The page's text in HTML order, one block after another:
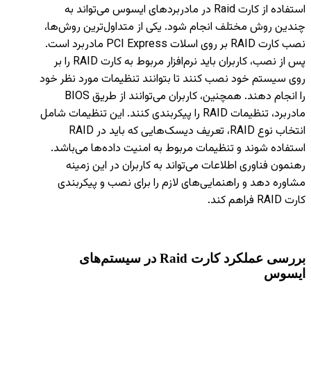
استفاده از کارت Raid در مادربردهای ایسوس می‌تواند به
چندین روش مختلف انجام شود. یکی از متداول‌ترین روش‌ها،
نصب کارت RAID بر روی اسلات PCI Express مادربرد است.
پس از نصب، کاربران باید نرم‌افزار مربوط به کارت RAID را بر
روی سیستم خود نصب کنند تا بتوانند تنظیمات مورد نظر خود
را انجام دهند. همچنین، کاربران می‌توانند از طریق BIOS
مادربرد، تنظیمات RAID را پیکربندی کنند. این تنظیمات شامل
انتخاب نوع RAID، تعریف دیسک‌هایی که باید در RAID
استفاده شوند و تنظیمات مربوط به امنیت داده‌ها می‌باشد.
رهنمون فناوری اطلاعات می‌تواند به کاربران در این زمینه
مشاوره دهد و راهنمایی‌های لازم را برای نصب و پیکربندی
کارت RAID فراهم کند.
بررسی عملکرد کارت Raid در سیستم‌های
ایسوس